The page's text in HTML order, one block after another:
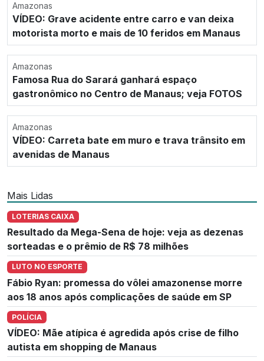
Amazonas
VÍDEO: Grave acidente entre carro e van deixa
motorista morto e mais de 10 feridos em Manaus
Amazonas
Famosa Rua do Sarará ganhará espaço
gastronômico no Centro de Manaus; veja FOTOS
Amazonas
VÍDEO: Carreta bate em muro e trava trânsito em
avenidas de Manaus
Mais Lidas
LOTERIAS CAIXA
Resultado da Mega-Sena de hoje: veja as dezenas
sorteadas e o prêmio de R$ 78 milhões
LUTO NO ESPORTE
Fábio Ryan: promessa do vôlei amazonense morre
aos 18 anos após complicações de saúde em SP
POLÍCIA
VÍDEO: Mãe atípica é agredida após crise de filho
autista em shopping de Manaus